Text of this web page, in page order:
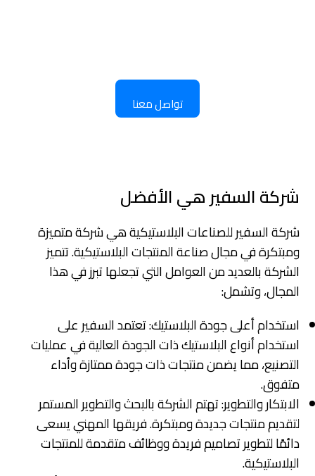
تواصل معنا
شركة السفير هي الأفضل
شركة السفير للصناعات البلاستيكية هي شركة متميزة
ومبتكرة في مجال صناعة المنتجات البلاستيكية. تتميز
الشركة بالعديد من العوامل التي تجعلها تبرز في هذا
المجال، وتشمل:
استخدام أعلى جودة البلاستيك: تعتمد السفير على
استخدام أنواع البلاستيك ذات الجودة العالية في عمليات
التصنيع، مما يضمن منتجات ذات جودة ممتازة وأداء
متفوق.
الابتكار والتطوير: تهتم الشركة بالبحث والتطوير المستمر
لتقديم منتجات جديدة ومبتكرة. فريقها المهني يسعى
دائمًا لتطوير تصاميم فريدة ووظائف متقدمة للمنتجات
البلاستيكية.